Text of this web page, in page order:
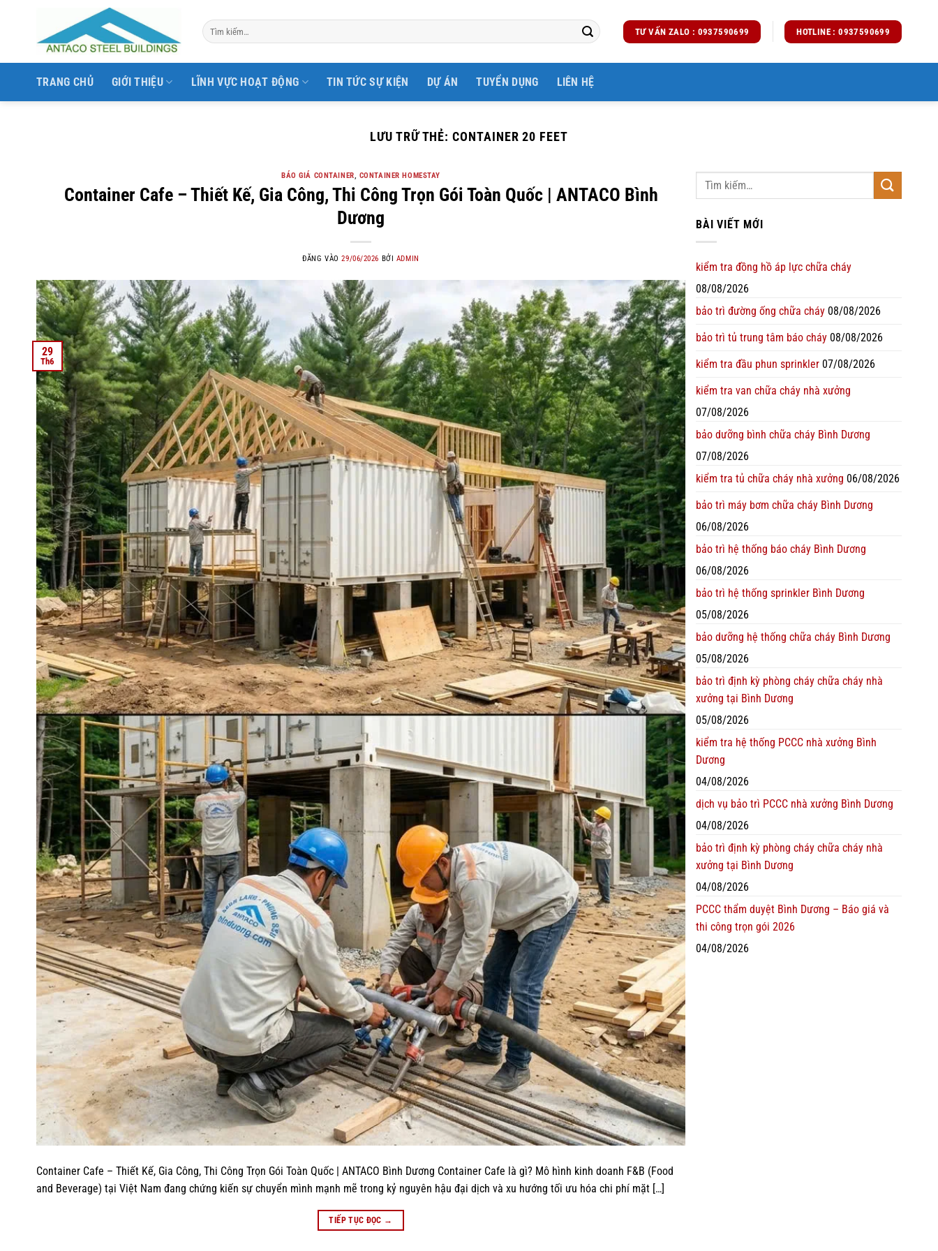
dung
TƯ VẤN ZALO : 0937590699 HOTLINE : 0937590699
TRANG CHỦ GIỚI THIỆU LĨNH VỰC HOẠT ĐỘNG TIN TỨC SỰ KIỆN DỰ ÁN TUYỂN DỤNG LIÊN HỆ
LƯU TRỮ THẺ:CONTAINER 20 FEET
BÁO GIÁ CONTAINER, CONTAINER HOMESTAY
Container Cafe – Thiết Kế, Gia Công, Thi Công Trọn Gói Toàn Quốc | ANTACO Bình
Dương
ĐĂNG VÀO29/06/2026 BỞI ADMIN
29
Th6
Container Cafe – Thiết Kế, Gia Công, Thi Công Trọn Gói Toàn Quốc | ANTACO Bình Dương Container Cafe là gì? Mô hình kinh doanh F&B (Food
and Beverage) tại Việt Nam đang chứng kiến sự chuyển mình mạnh mẽ trong kỷ nguyên hậu đại dịch và xu hướng tối ưu hóa chi phí mặt […]
TIẾP TỤC ĐỌC →
BÀI VIẾT MỚI
kiểm tra đồng hồ áp lực chữa cháy
08/08/2026
bảo trì đường ống chữa cháy 08/08/2026
bảo trì tủ trung tâm báo cháy 08/08/2026
kiểm tra đầu phun sprinkler 07/08/2026
kiểm tra van chữa cháy nhà xưởng
07/08/2026
bảo dưỡng bình chữa cháy Bình Dương
07/08/2026
kiểm tra tủ chữa cháy nhà xưởng 06/08/2026
bảo trì máy bơm chữa cháy Bình Dương
06/08/2026
bảo trì hệ thống báo cháy Bình Dương
06/08/2026
bảo trì hệ thống sprinkler Bình Dương
05/08/2026
bảo dưỡng hệ thống chữa cháy Bình Dương
05/08/2026
bảo trì định kỳ phòng cháy chữa cháy nhà
xưởng tại Bình Dương
05/08/2026
kiểm tra hệ thống PCCC nhà xưởng Bình
Dương
04/08/2026
dịch vụ bảo trì PCCC nhà xưởng Bình Dương
04/08/2026
bảo trì định kỳ phòng cháy chữa cháy nhà
xưởng tại Bình Dương
04/08/2026
PCCC thẩm duyệt Bình Dương – Báo giá và
thi công trọn gói 2026
04/08/2026